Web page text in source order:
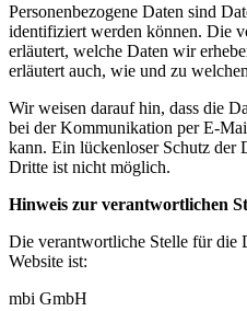
Personenbezogene Daten sind
identifiziert werden können. Die
erläutert, welche Daten wir
erläutert auch, wie und zu
Wir weisen darauf hin, dass die
bei der Kommunikation per E-
kann. Ein lückenloser Schutz der
Dritte ist nicht möglich.
Hinweis zur verantwortlichen
Die verantwortliche Stelle für die
Website ist:
mbi GmbH